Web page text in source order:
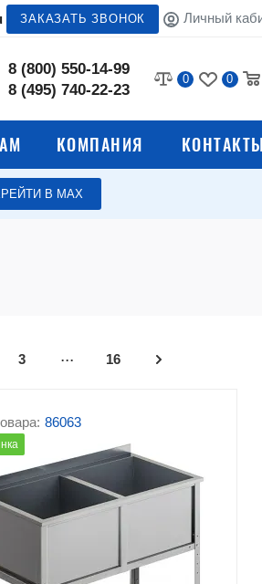
ЗАКАЗАТЬ ЗВОНОК Личный
8 (800) 550-14-99
8 (495) 740-22-23
0 0
КОМПАНИЯ КОНТАКТЫ
В МАХ
3 ... 16
86063